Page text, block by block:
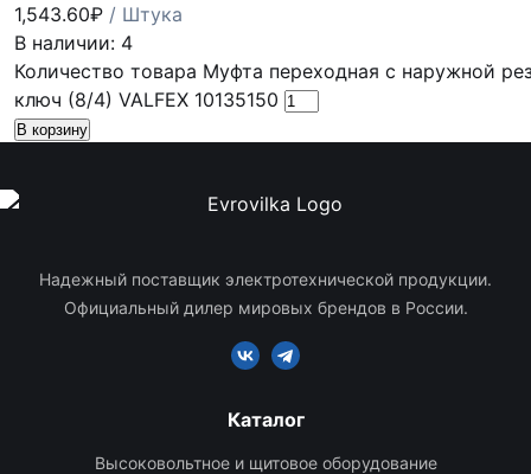
1,543.60₽ / Штука
В наличии: 4
Количество товара Муфта переходная с наружной
ключ (8/4) VALFEX 10135150
В корзину
Надежный поставщик электротехнической продукции.
Официальный дилер мировых брендов в России.
Каталог
Высоковольтное и щитовое оборудование